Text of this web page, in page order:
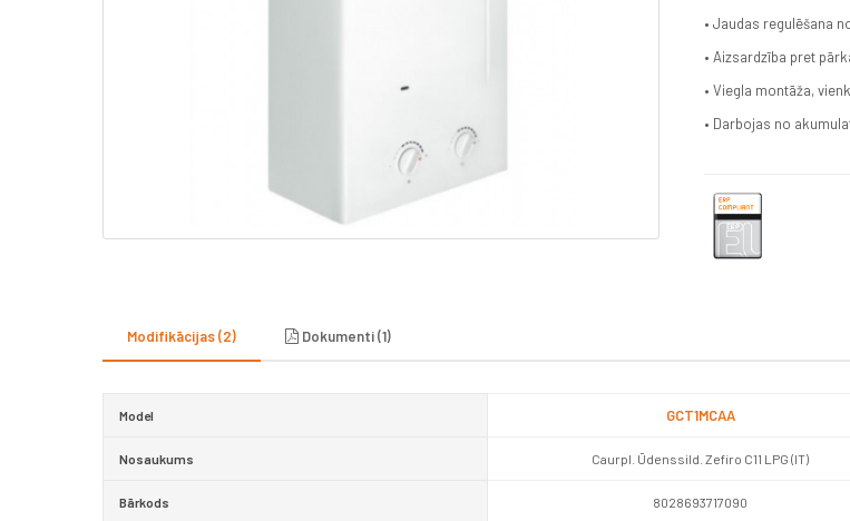
• Jaudas regulēšana
• Aizsardzība pret
• Viegla montāža,
• Darbojas no
Modifikācijas (2) Dokumenti (1)
Model GCT1MCAA
Nosaukums Caurpl. Ūdenssild. Zefiro C11 LPG (IT)
Bārkods 8028693717090